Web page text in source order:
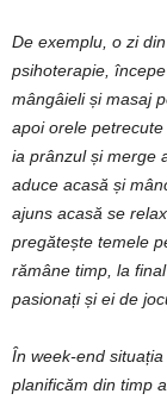
De exemplu, o zi
psihoterapie,
mângâieli și masaj
apoi orele
ia prânzul și merge
aduce acasă și
ajuns acasă se
pregătește temele
rămâne timp, la
pasionați și ei de
În week-end
planificăm din timp